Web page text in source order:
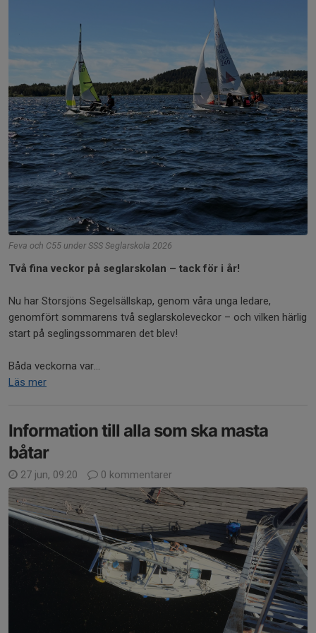
Feva och C55 under SSS Seglarskola 2026
Två fina veckor på seglarskolan – tack för i år!
Nu har Storsjöns Segelsällskap, genom våra unga ledare,
genomfört sommarens två seglarskoleveckor – och vilken härlig
start på seglingssommaren det blev!
Båda veckorna var...
Läs mer
Information till alla som ska masta
båtar
27 jun, 09:20 0 kommentarer